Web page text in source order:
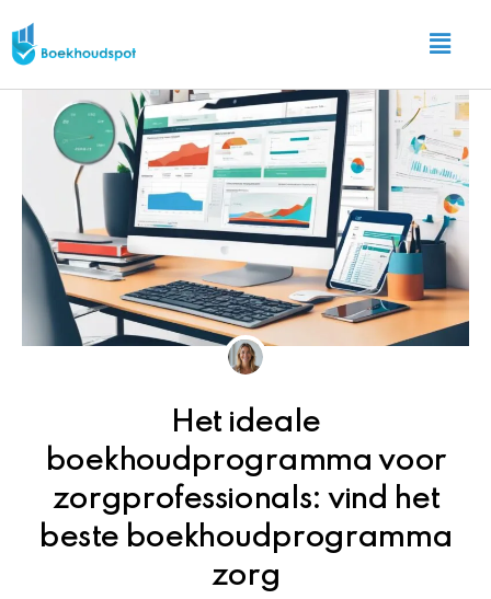
naar
de
Main
Menu
Het ideale
boekhoudprogramma voor
zorgprofessionals: vind het
beste boekhoudprogramma
zorg